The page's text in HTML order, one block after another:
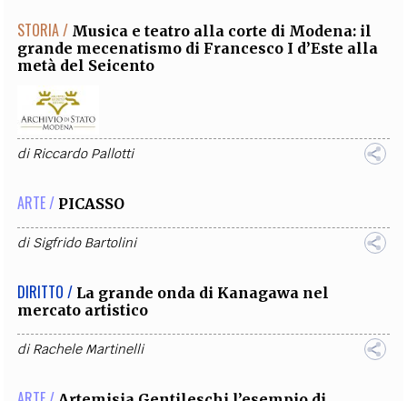
STORIA / Musica e teatro alla corte di Modena: il
grande mecenatismo di Francesco I d’Este alla
metà del Seicento
diRiccardo Pallotti
ARTE / PICASSO
diSigfrido Bartolini
DIRITTO / La grande onda di Kanagawa nel
mercato artistico
diRachele Martinelli